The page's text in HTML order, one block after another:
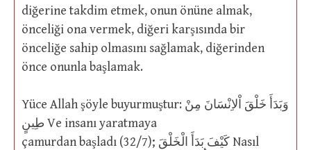
diğerine takdim etmek, onun önüne almak,
önceliği ona vermek, diğeri karşısında bir
önceliğe sahip olmasını sağlamak, diğerinden
önce onunla başlamak.
Yüce Allah şöyle buyurmuştur: وَبَدَأَ خَلْقَ اْلاِنْسَانَ مِنْ
طِينٍ Ve insanı yaratmaya
çamurdan başladı (32/7); كَيْفَ بَدَأَ الْخَلْقَ Nasıl